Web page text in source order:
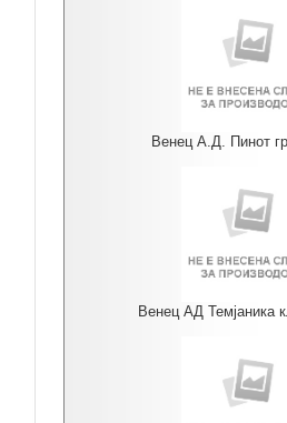
Венец А.Д. Пинот
Венец АД Темјаника